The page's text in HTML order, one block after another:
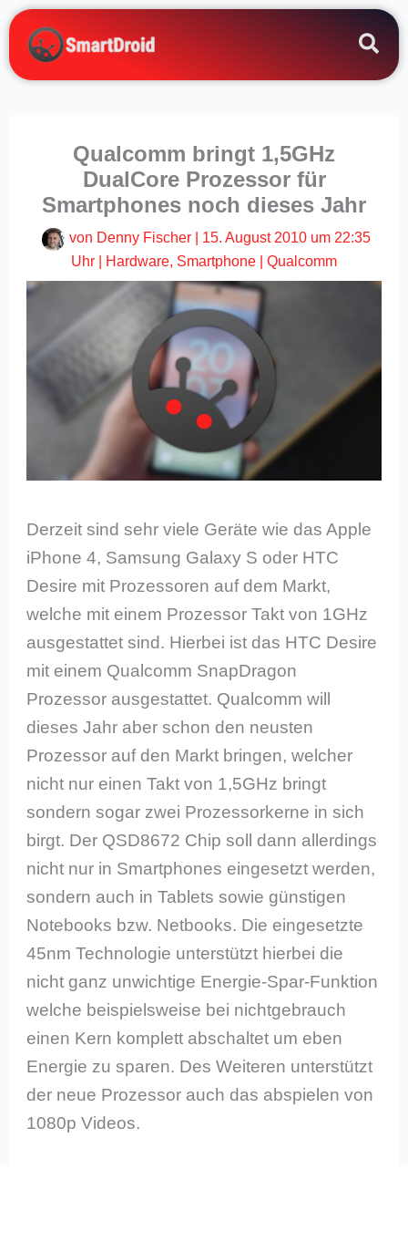
Zum
Inhalt
springen
Qualcomm bringt 1,5GHz
DualCore Prozessor für
Smartphones noch dieses Jahr
von Denny Fischer
15. August 2010 um 22:35
Uhr
Hardware, Smartphone Qualcomm
Derzeit sind sehr viele Geräte wie das Apple
iPhone 4, Samsung Galaxy S oder HTC
Desire mit Prozessoren auf dem Markt,
welche mit einem Prozessor Takt von 1GHz
ausgestattet sind. Hierbei ist das HTC Desire
mit einem Qualcomm SnapDragon
Prozessor ausgestattet. Qualcomm will
dieses Jahr aber schon den neusten
Prozessor auf den Markt bringen, welcher
nicht nur einen Takt von 1,5GHz bringt
sondern sogar zwei Prozessorkerne in sich
birgt. Der QSD8672 Chip soll dann allerdings
nicht nur in Smartphones eingesetzt werden,
sondern auch in Tablets sowie günstigen
Notebooks bzw. Netbooks. Die eingesetzte
45nm Technologie unterstützt hierbei die
nicht ganz unwichtige Energie-Spar-Funktion
welche beispielsweise bei nichtgebrauch
einen Kern komplett abschaltet um eben
Energie zu sparen. Des Weiteren unterstützt
der neue Prozessor auch das abspielen von
1080p Videos.